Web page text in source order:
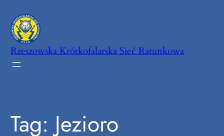
do
treści
Rzeszowska Krótkofalarska Sieć Ratunkowa
Tag: Jezioro